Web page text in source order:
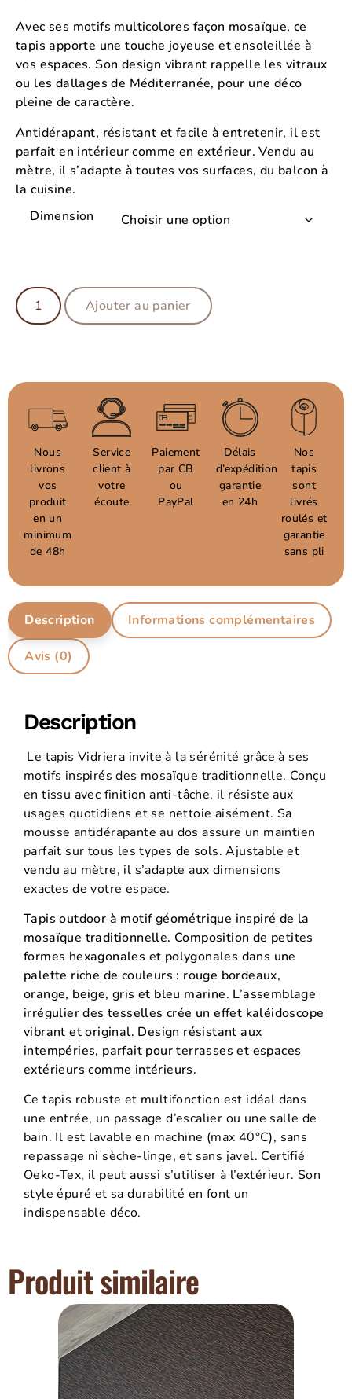
Avec ses motifs multicolores façon mosaïque, ce
tapis apporte une touche joyeuse et ensoleillée à
vos espaces. Son design vibrant rappelle les vitraux
ou les dallages de Méditerranée, pour une déco
pleine de caractère.
Antidérapant, résistant et facile à entretenir, il est
parfait en intérieur comme en extérieur. Vendu au
mètre, il s’adapte à toutes vos surfaces, du balcon à
la cuisine.
Dimension
Ajouter au panier
Nous
livrons
vos
produit
en un
minimum
de 48h
Service
client à
votre
écoute
Paiement
par CB
ou
PayPal
Délais
d’expédition
garantie
en 24h
Nos
tapis
sont
livrés
roulés et
garantie
sans pli
Description Informations complémentaires
Avis (0)
Description
Le tapis Vidriera invite à la sérénité grâce à ses
motifs inspirés des mosaïque traditionnelle. Conçu
en tissu avec finition anti-tâche, il résiste aux
usages quotidiens et se nettoie aisément. Sa
mousse antidérapante au dos assure un maintien
parfait sur tous les types de sols. Ajustable et
vendu au mètre, il s’adapte aux dimensions
exactes de votre espace.
Tapis outdoor à motif géométrique inspiré de la
mosaïque traditionnelle. Composition de petites
formes hexagonales et polygonales dans une
palette riche de couleurs : rouge bordeaux,
orange, beige, gris et bleu marine. L’assemblage
irrégulier des tesselles crée un effet kaléidoscope
vibrant et original. Design résistant aux
intempéries, parfait pour terrasses et espaces
extérieurs comme intérieurs.
Ce tapis robuste et multifonction est idéal dans
une entrée, un passage d’escalier ou une salle de
bain. Il est lavable en machine (max 40°C), sans
repassage ni sèche-linge, et sans javel. Certifié
Oeko-Tex, il peut aussi s’utiliser à l’extérieur. Son
style épuré et sa durabilité en font un
indispensable déco.
Produit similaire